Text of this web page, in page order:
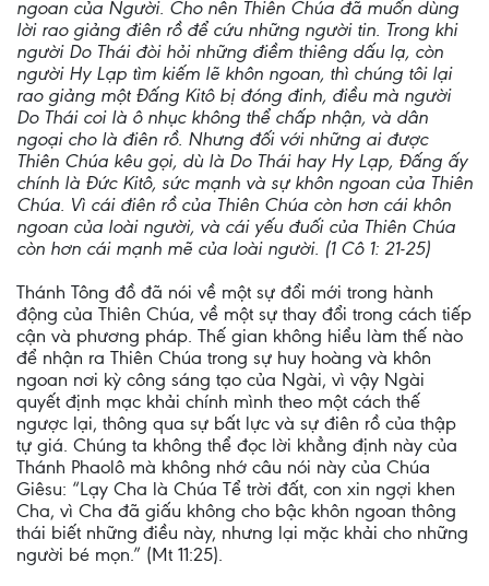
ngoan của Người. Cho nên Thiên Chúa đã muốn dùng
lời rao giảng điên rồ để cứu những người tin. Trong khi
người Do Thái đòi hỏi những điềm thiêng dấu lạ, còn
người Hy Lạp tìm kiếm lẽ khôn ngoan, thì chúng tôi lại
rao giảng một Đấng Kitô bị đóng đinh, điều mà người
Do Thái coi là ô nhục không thể chấp nhận, và dân
ngoại cho là điên rồ. Nhưng đối với những ai được
Thiên Chúa kêu gọi, dù là Do Thái hay Hy Lạp, Đấng ấy
chính là Đức Kitô, sức mạnh và sự khôn ngoan của Thiên
Chúa. Vì cái điên rồ của Thiên Chúa còn hơn cái khôn
ngoan của loài người, và cái yếu đuối của Thiên Chúa
còn hơn cái mạnh mẽ của loài người. (1 Cô 1: 21-25)
Thánh Tông đồ đã nói về một sự đổi mới trong hành
động của Thiên Chúa, về một sự thay đổi trong cách tiếp
cận và phương pháp. Thế gian không hiểu làm thế nào
để nhận ra Thiên Chúa trong sự huy hoàng và khôn
ngoan nơi kỳ công sáng tạo của Ngài, vì vậy Ngài
quyết định mạc khải chính mình theo một cách thế
ngược lại, thông qua sự bất lực và sự điên rồ của thập
tự giá. Chúng ta không thể đọc lời khẳng định này của
Thánh Phaolô mà không nhớ câu nói này của Chúa
Giêsu: “Lạy Cha là Chúa Tể trời đất, con xin ngợi khen
Cha, vì Cha đã giấu không cho bậc khôn ngoan thông
thái biết những điều này, nhưng lại mặc khải cho những
người bé mọn.” (Mt 11:25).